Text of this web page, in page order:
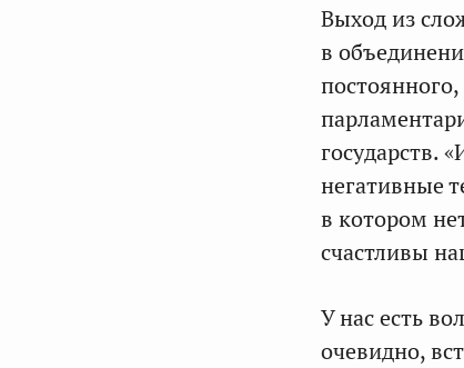
Выход из
в
государств.
негативные
в котором
счастливы
У нас есть
очевидно,